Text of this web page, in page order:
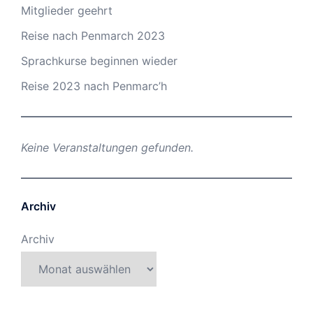
Mitglieder geehrt
Reise nach Penmarch 2023
Sprachkurse beginnen wieder
Reise 2023 nach Penmarc’h
Keine Veranstaltungen gefunden.
Archiv
Archiv